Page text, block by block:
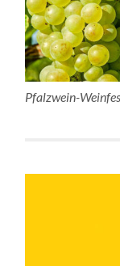
Pfalzwein-